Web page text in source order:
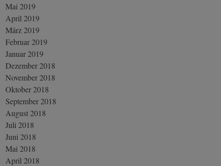
Mai 2019
April 2019
März 2019
Februar 2019
Januar 2019
Dezember 2018
November 2018
Oktober 2018
September 2018
August 2018
Juli 2018
Juni 2018
Mai 2018
April 2018